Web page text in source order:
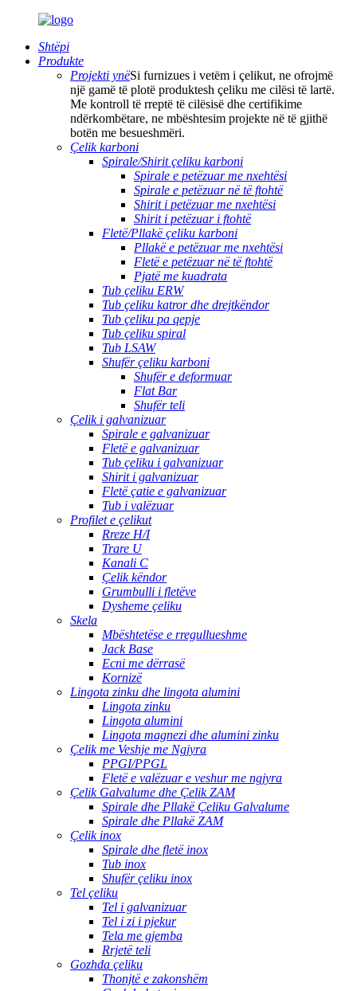
Shtëpi
Produkte
Projekti ynëSi furnizues i vetëm i çelikut, ne ofrojmë
një gamë të plotë produktesh çeliku me cilësi të lartë.
Me kontroll të rreptë të cilësisë dhe certifikime
ndërkombëtare, ne mbështesim projekte në të gjithë
botën me besueshmëri.
Çelik karboni
Spirale/Shirit çeliku karboni
Spirale e petëzuar me nxehtësi
Spirale e petëzuar në të ftohtë
Shirit i petëzuar me nxehtësi
Shirit i petëzuar i ftohtë
Fletë/Pllakë çeliku karboni
Pllakë e petëzuar me nxehtësi
Fletë e petëzuar në të ftohtë
Pjatë me kuadrata
Tub çeliku ERW
Tub çeliku katror dhe drejtkëndor
Tub çeliku pa qepje
Tub çeliku spiral
Tub LSAW
Shufër çeliku karboni
Shufër e deformuar
Flat Bar
Shufër teli
Çelik i galvanizuar
Spirale e galvanizuar
Fletë e galvanizuar
Tub çeliku i galvanizuar
Shirit i galvanizuar
Fletë çatie e galvanizuar
Tub i valëzuar
Profilet e çelikut
Rreze H/I
Trare U
Kanali C
Çelik këndor
Grumbulli i fletëve
Dysheme çeliku
Skela
Mbështetëse e rregullueshme
Jack Base
Ecni me dërrasë
Kornizë
Lingota zinku dhe lingota alumini
Lingota zinku
Lingota alumini
Lingota magnezi dhe alumini zinku
Çelik me Veshje me Ngjyra
PPGI/PPGL
Fletë e valëzuar e veshur me ngjyra
Çelik Galvalume dhe Çelik ZAM
Spirale dhe Pllakë Çeliku Galvalume
Spirale dhe Pllakë ZAM
Çelik inox
Spirale dhe fletë inox
Tub inox
Shufër çeliku inox
Tel çeliku
Tel i galvanizuar
Tel i zi i pjekur
Tela me gjemba
Rrjetë teli
Gozhda çeliku
Thonjtë e zakonshëm